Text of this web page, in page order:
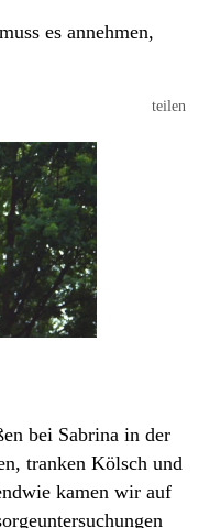
es annehmen,
teilen
bei Sabrina in der
tranken Kölsch und
kamen wir auf